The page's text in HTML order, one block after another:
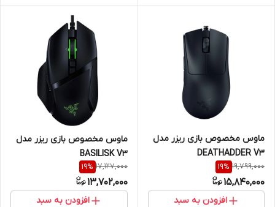
ماوس مخصوص بازی ریزر مدل
DEATHADDER V3
19,799,000
19%
15,840,000
افزودن به سبد
ماوس مخصوص بازی ریزر مدل
BASILISK V3
17,127,000
19%
13,702,000
افزودن به سبد